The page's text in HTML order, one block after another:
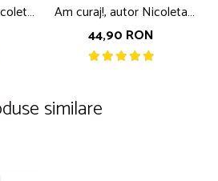
Am curaj!, autor Nicoleta
Fotau
44,90 RON
similare